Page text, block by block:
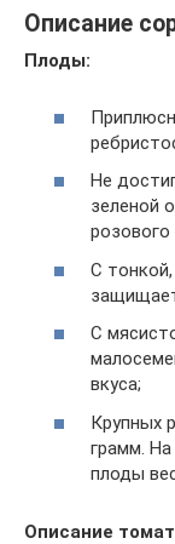
Описание
Плоды:
Не
зеленой
розового
С
С
вкуса;
Крупных
грамм.
плоды
Описание